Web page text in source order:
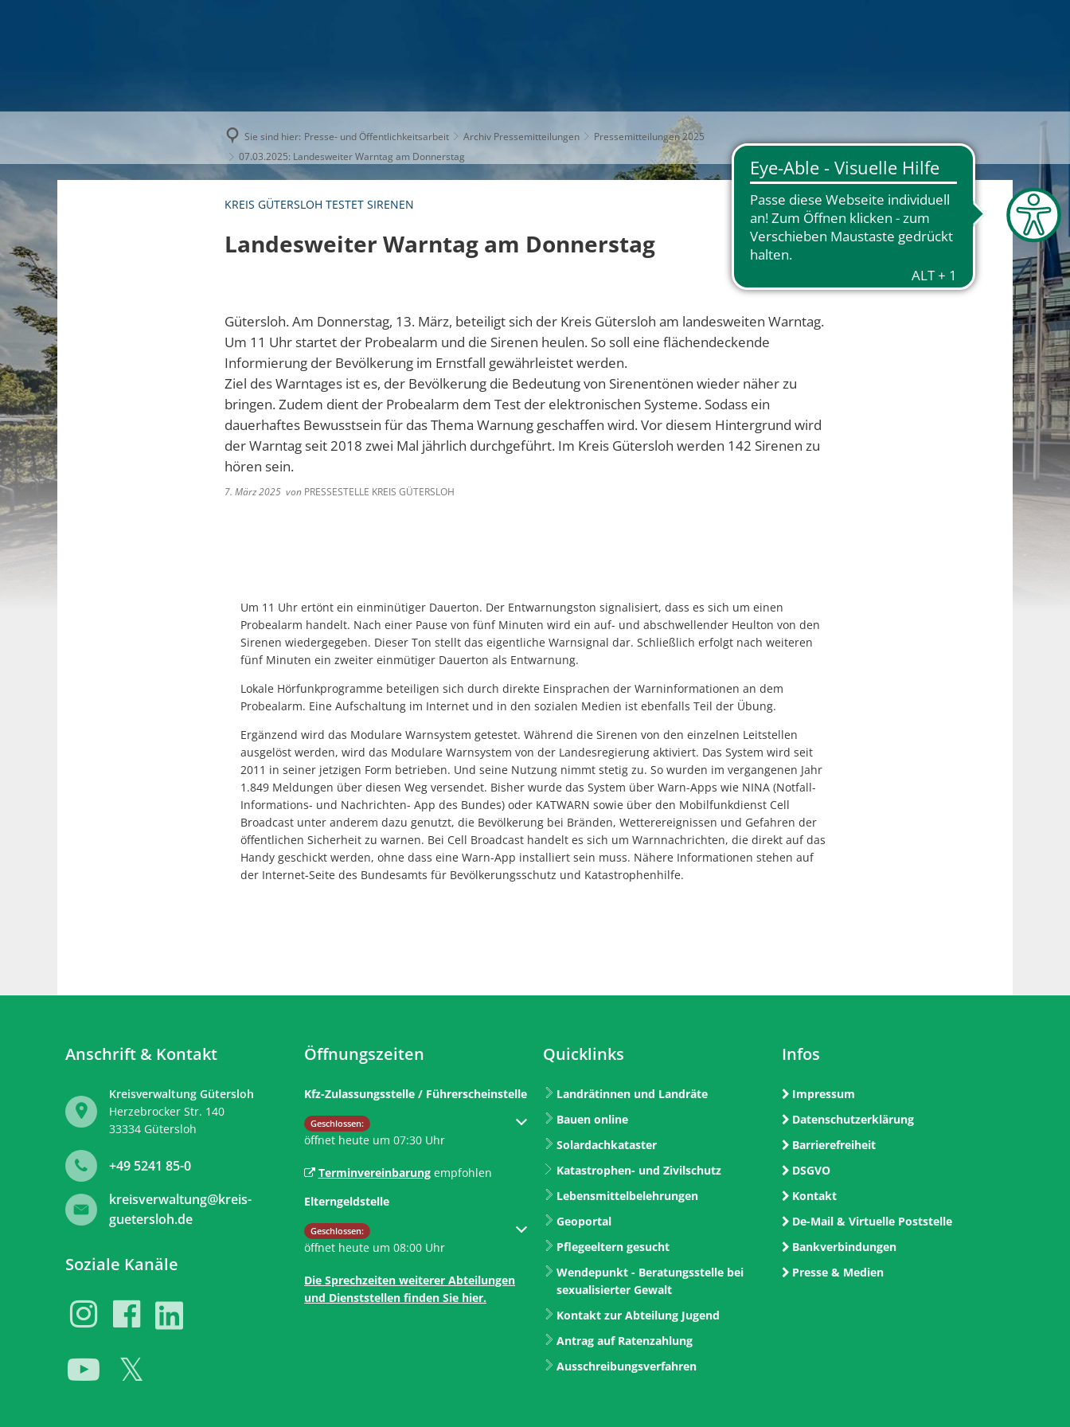
Sie sind hier: Presse- und Öffentlichkeitsarbeit Archiv Pressemitteilungen
Pressemitteilungen 2025
07.03.2025: Landesweiter Warntag am Donnerstag
KREIS GÜTERSLOH TESTET SIRENEN
Landesweiter Warntag am Donnerstag
Gütersloh. Am Donnerstag, 13. März, beteiligt sich der Kreis Gütersloh am landesweiten Warntag.
Um 11 Uhr startet der Probealarm und die Sirenen heulen. So soll eine flächendeckende
Informierung der Bevölkerung im Ernstfall gewährleistet werden.
Ziel des Warntages ist es, der Bevölkerung die Bedeutung von Sirenentönen wieder näher zu
bringen. Zudem dient der Probealarm dem Test der elektronischen Systeme. Sodass ein
dauerhaftes Bewusstsein für das Thema Warnung geschaffen wird. Vor diesem Hintergrund wird
der Warntag seit 2018 zwei Mal jährlich durchgeführt. Im Kreis Gütersloh werden 142 Sirenen zu
hören sein.
7. März 2025 von PRESSESTELLE KREIS GÜTERSLOH
Um 11 Uhr ertönt ein einminütiger Dauerton. Der Entwarnungston signalisiert, dass es sich um einen
Probealarm handelt. Nach einer Pause von fünf Minuten wird ein auf- und abschwellender Heulton von den
Sirenen wiedergegeben. Dieser Ton stellt das eigentliche Warnsignal dar. Schließlich erfolgt nach weiteren
fünf Minuten ein zweiter einmütiger Dauerton als Entwarnung.
Lokale Hörfunkprogramme beteiligen sich durch direkte Einsprachen der Warninformationen an dem
Probealarm. Eine Aufschaltung im Internet und in den sozialen Medien ist ebenfalls Teil der Übung.
Ergänzend wird das Modulare Warnsystem getestet. Während die Sirenen von den einzelnen Leitstellen
ausgelöst werden, wird das Modulare Warnsystem von der Landesregierung aktiviert. Das System wird seit
2011 in seiner jetzigen Form betrieben. Und seine Nutzung nimmt stetig zu. So wurden im vergangenen Jahr
1.849 Meldungen über diesen Weg versendet. Bisher wurde das System über Warn-Apps wie NINA (Notfall-
Informations- und Nachrichten- App des Bundes) oder KATWARN sowie über den Mobilfunkdienst Cell
Broadcast unter anderem dazu genutzt, die Bevölkerung bei Bränden, Wetterereignissen und Gefahren der
öffentlichen Sicherheit zu warnen. Bei Cell Broadcast handelt es sich um Warnnachrichten, die direkt auf das
Handy geschickt werden, ohne dass eine Warn-App installiert sein muss. Nähere Informationen stehen auf
der Internet-Seite des Bundesamts für Bevölkerungsschutz und Katastrophenhilfe.
Anschrift & Kontakt
Kreisverwaltung Gütersloh
Herzebrocker Str. 140
33334 Gütersloh
+49 5241 85-0
kreisverwaltung@kreis-
guetersloh.de
Soziale Kanäle
Öffnungszeiten
Kfz-Zulassungsstelle / Führerscheinstelle
Klicken, um weitere Öffnungs- oder Schließzeiten auszublenden
Geschlossen:
öffnet heute um 07:30 Uhr
Terminvereinbarungempfohlen
Elterngeldstelle
Klicken, um weitere Öffnungs- oder Schließzeiten auszublenden
Geschlossen:
öffnet heute um 08:00 Uhr
Die Sprechzeiten weiterer Abteilungen
und Dienststellen finden Sie hier.
Quicklinks
Landrätinnen und Landräte
Bauen online
Solardachkataster
Katastrophen- und Zivilschutz
Lebensmittelbelehrungen
Geoportal
Pflegeeltern gesucht
Wendepunkt - Beratungsstelle bei
sexualisierter Gewalt
Kontakt zur Abteilung Jugend
Antrag auf Ratenzahlung
Ausschreibungsverfahren
Infos
Impressum
Datenschutzerklärung
Barrierefreiheit
DSGVO
Kontakt
De-Mail & Virtuelle Poststelle
Bankverbindungen
Presse & Medien